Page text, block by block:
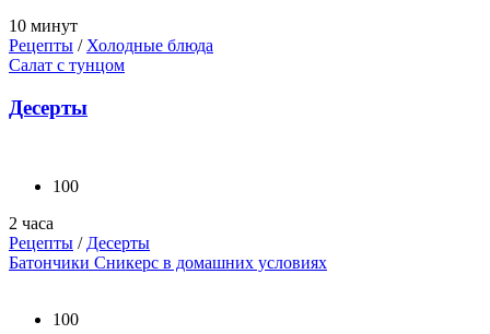
10 минут
Рецепты / Холодные блюда
Салат с тунцом
Десерты
100
2 часа
Рецепты /Десерты
Батончики Сникерс в домашних условиях
100